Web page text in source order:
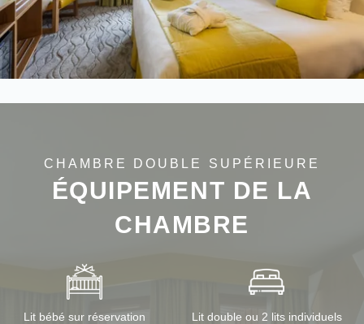
CHAMBRE DOUBLE SUPÉRIEURE
ÉQUIPEMENT DE LA
CHAMBRE
Lit bébé sur réservation Lit double ou 2 lits individuels